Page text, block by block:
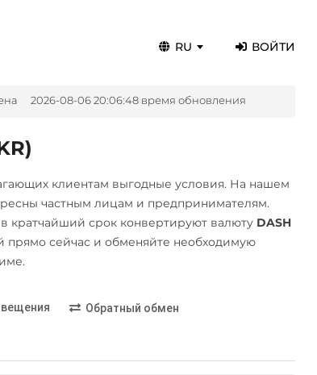
RU ВОЙТИ
2026-08-06 20:06:48 время обновления
клиентам выгодные условия. На нашем
частным лицам и предпринимателям.
срок конвертируют валюту DASH
сейчас и обменяйте необходимую
Обратный обмен